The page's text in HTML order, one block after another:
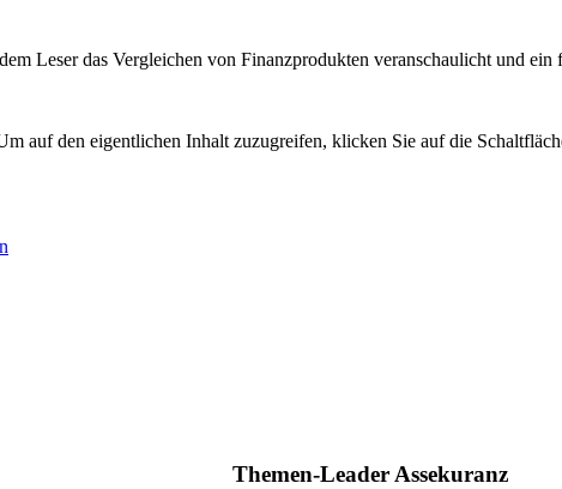
Leser das Vergleichen von Finanzprodukten veranschaulicht und
auf den eigentlichen Inhalt zuzugreifen, klicken Sie auf die
Themen-Leader Assekuranz